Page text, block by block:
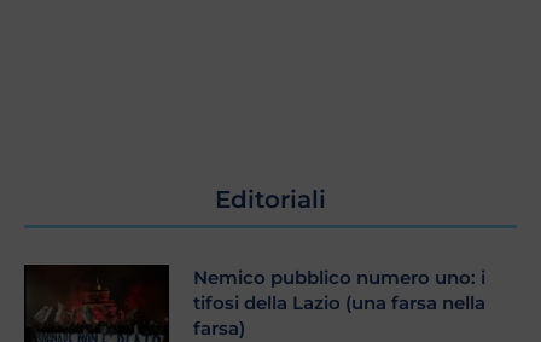
Editoriali
Nemico pubblico numero uno: i
tifosi della Lazio (una farsa nella
farsa)